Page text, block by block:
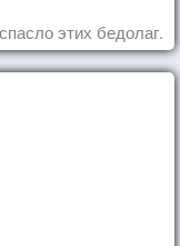
этих бедолаг.